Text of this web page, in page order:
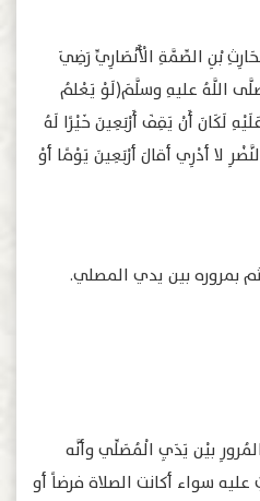
بْنِ الصِّمَّةِ الْأَنْصَارِيِّ رَضِيَ
اللَّهُ عليهِ وسلَّمَ(لَوْ يَعْلمُ
لَكَانَ أَنْ يَقِفَ أَرْبَعِينَ خَيْرًا لَهُ
لا أدْرِي أقالَ أرْبَعِينَ يَوْمًا أوْ
بمروره بين يدي المصلي.
بيْن يَدَيِ الْمُصَلِّي وأنَّه
عليه سواء أكانت الصلاة فرضاً أو